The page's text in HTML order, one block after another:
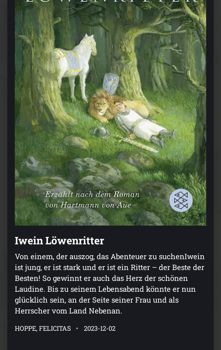
Iwein Löwenritter
Von einem, der auszog, das Abenteuer zu suchenIwein
ist jung, er ist stark und er ist ein Ritter – der Beste der
Besten! So gewinnt er auch das Herz der schönen
Laudine. Bis zu seinem Lebensabend könnte er nun
glücklich sein, an der Seite seiner Frau und als
Herrscher vom Land Nebenan.
HOPPE, FELICITAS 2023-12-02